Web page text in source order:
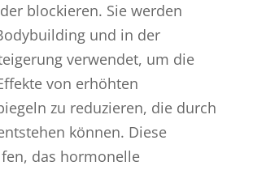
blockieren. Sie werden
und in der
verwendet, um die
von erhöhten
zu reduzieren, die durch
können. Diese
das hormonelle